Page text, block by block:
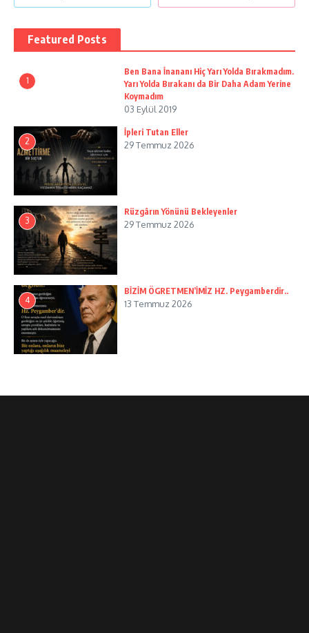
Featured Posts
1
Ben Bana İnananı Hiç Yarı Yolda Bırakmadım.
Yarı Yolda Bırakanı da Bir Daha Adam Yerine
Koymadım
03 Eylül 2019
2
İpleri Tutan Eller
29 Temmuz 2026
3
Rüzgârın Yönünü Bekleyenler
29 Temmuz 2026
4
BİZİM ÖGRETMEN’İMİZ HZ. Peygamberdir..
13 Temmuz 2026